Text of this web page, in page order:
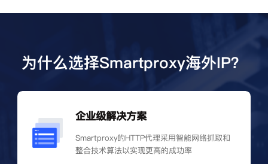
为什么选择Smartproxy海外IP？
企业级解决方案
Smartproxy的HTTP代理采用智能网络抓取和
整合技术算法以实现更高的成功率